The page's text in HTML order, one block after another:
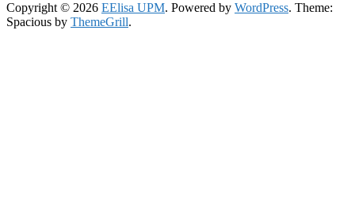
Copyright © 2026 EElisa UPM. Powered by WordPress. Theme:
Spacious by ThemeGrill.